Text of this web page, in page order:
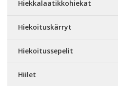
Hiekkalaatikkohiekat
Hiekoituskärryt
Hiekoitussepelit
Hiilet